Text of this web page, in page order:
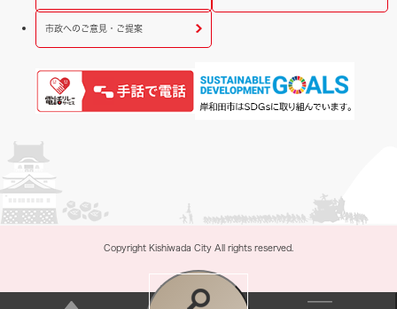
市政へのご意見・ご提案
Copyright Kishiwada City All rights reserved.